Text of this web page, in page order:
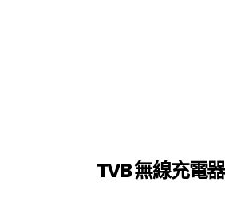
TVB 無線充電